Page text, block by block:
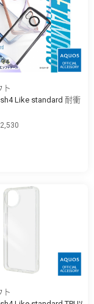
ト
Like standard 耐衝
ト